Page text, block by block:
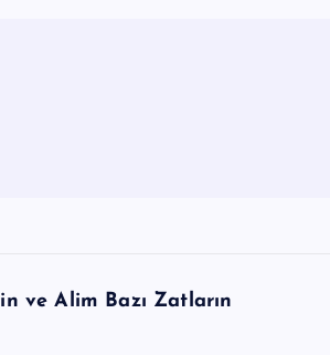
ve Alim Bazı Zatların